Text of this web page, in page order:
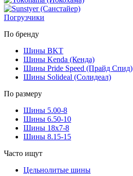
Погрузчики
По бренду
Шины BKT
Шины Kenda (Кенда)
Шины Pride Speed (Прайд Спид)
Шины Solideal (Солидеал)
По размеру
Шины 5.00-8
Шины 6.50-10
Шины 18x7-8
Шины 8.15-15
Часто ищут
Цельнолитые шины